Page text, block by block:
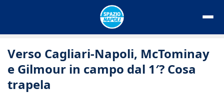
Verso Cagliari-Napoli, McTominay
e Gilmour in campo dal 1′? Cosa
trapela